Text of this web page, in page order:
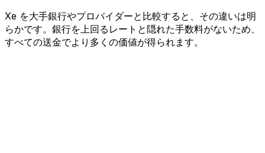
Xe を大手銀行やプロバイダーと比較すると、その違いは明
らかです。銀行を上回るレートと隠れた手数料がないため、
すべての送金でより多くの価値が得られます。